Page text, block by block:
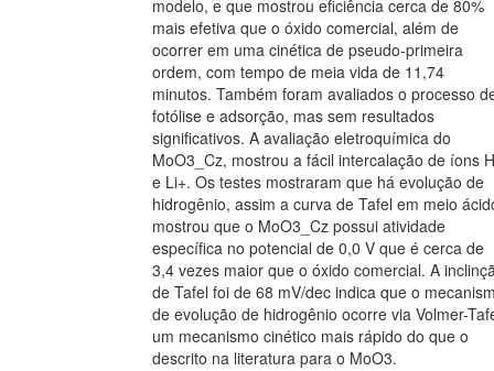
modelo, e que mostrou eficiência cerca de 80%
mais efetiva que o óxido comercial, além de
ocorrer em uma cinética de pseudo-primeira
ordem, com tempo de meia vida de 11,74
minutos. Também foram avaliados o processo
fotólise e adsorção, mas sem resultados
significativos. A avaliação eletroquímica do
MoO3_Cz, mostrou a fácil intercalação de íons
e Li+. Os testes mostraram que há evolução de
hidrogênio, assim a curva de Tafel em meio
mostrou que o MoO3_Cz possui atividade
específica no potencial de 0,0 V que é cerca de
3,4 vezes maior que o óxido comercial. A
de Tafel foi de 68 mV/dec indica que o
de evolução de hidrogênio ocorre via Volmer-
um mecanismo cinético mais rápido do que o
descrito na literatura para o MoO3.